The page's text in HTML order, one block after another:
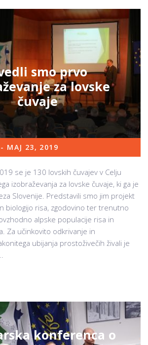
smo prvo
za lovske
čuvaje
- MAJ 23, 2019
se je 130 lovskih čuvajev v Celju
izobraževanja za lovske čuvaje, ki ga je
Slovenije. Predstavili smo jim projekt
biologijo risa, zgodovino ter trenutno
alpske populacije risa in
Za učinkovito odkrivanje in
ubijanja prostoživečih živali je
konferenca o